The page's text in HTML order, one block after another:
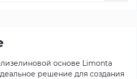
основе Limonta
решение для создания